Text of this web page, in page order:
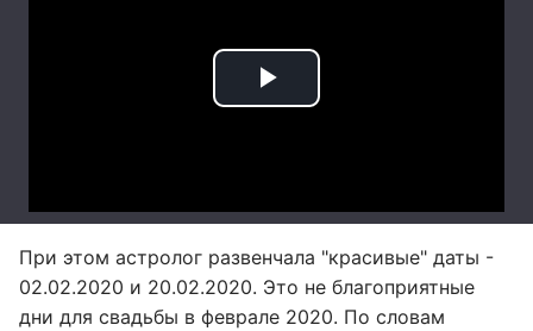
При этом астролог развенчала "красивые" даты -
02.02.2020 и 20.02.2020. Это не благоприятные
дни для свадьбы в феврале 2020. По словам